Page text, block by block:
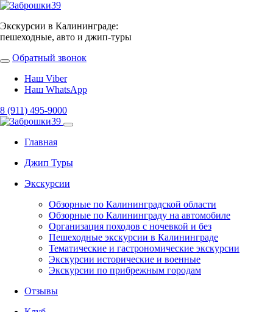
Экскурсии в Калининграде:
пешеходные, авто и джип-туры
Обратный звонок
Наш Viber
Наш WhatsApp
8 (911) 495-9000
Главная
Джип Туры
Экскурсии
Обзорные по Калининградской области
Обзорные по Калининграду на автомобиле
Организация походов с ночевкой и без
Пешеходные экскурсии в Калининграде
Тематические и гастрономические экскурсии
Экскурсии исторические и военные
Экскурсии по прибрежным городам
Отзывы